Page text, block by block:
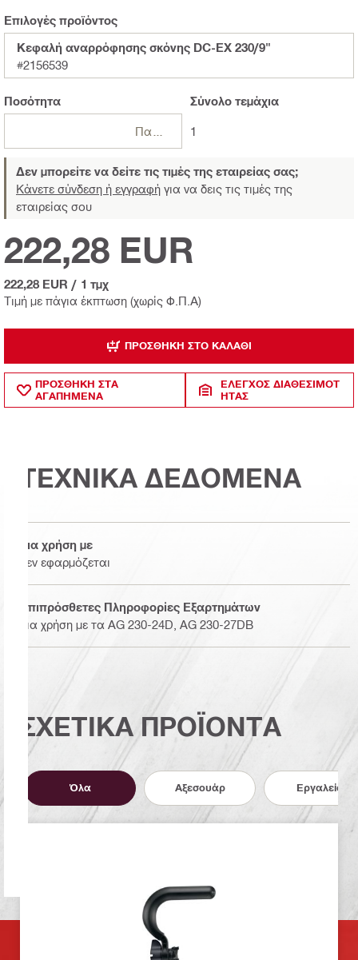
Επιλογές προϊόντος
Κεφαλή αναρρόφησης σκόνης DC-EX 230/9"
#2156539
Ποσότητα Σύνολοτεμάχια
1
Δεν μπορείτε να δείτε τις τιμές της εταιρείας σας;
Κάνετε σύνδεση ή εγγραφή για να δεις τις τιμές της
εταιρείας σου
Τιμή με πάγια έκπτωση (χωρίς Φ.Π.Α)
222,28 EUR
222,28 EUR / 1 τμχ
ΠΡΟΣΘΉΚΗ ΣΤΟ ΚΑΛΆΘΙ
ΠΡΟΣΘΗΚΗ ΣΤΑ
ΑΓΑΠΗΜΕΝΑ
ΈΛΕΓΧΟΣ ΔΙΑΘΕΣΙΜΌΤ
ΗΤΑΣ
ΤΕΧΝΙΚΑ ΔΕΔΟΜΕΝΑ
Για χρήση με
δεν εφαρμόζεται
Επιπρόσθετες Πληροφορίες Εξαρτημάτων
Για χρήση με τα AG 230-24D, AG 230-27DB
ΣΧΕΤΙΚΑ ΠΡΟΪΟΝΤΑ
Όλα Αξεσουάρ Εργαλεία